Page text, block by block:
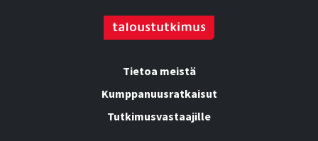
Tietoa meistä
Kumppanuusratkaisut
Tutkimusvastaajille